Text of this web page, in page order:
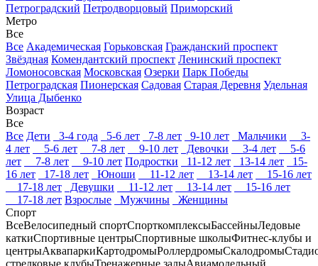
Петроградский Петродворцовый Приморский
Метро
Все
Все Академическая Горьковская Гражданский проспект
Звёздная Комендантский проспект Ленинский проспект
Ломоносовская Московская Озерки Парк Победы
Петроградская Пионерская Садовая Старая Деревня Удельная
Улица Дыбенко
Возраст
Все
Все Дети 3-4 года 5-6 лет 7-8 лет 9-10 лет Мальчики
3-
4 лет
5-6 лет 7-8 лет 9-10 лет Девочки 3-4 лет
5-6
лет
7-8 лет 9-10 лет Подростки 11-12 лет 13-14 лет
15-
16 лет
17-18 лет Юноши 11-12 лет 13-14 лет
15-16 лет
17-18 лет
Девушки 11-12 лет 13-14 лет
15-16 лет
17-18 лет Взрослые Мужчины
Женщины
Спорт
ВсеВелосипедный спортСпорткомплексыБассейныЛедовые
каткиСпортивные центрыСпортивные школыФитнес-клубы и
центрыАквапаркиКартодромыРоллердромыСкалодромы
стрелковые клубыТренажерные залыАвиамодельный